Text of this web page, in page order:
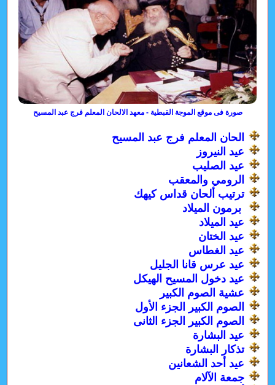
صورة فى موقع الموجة القبطية - معهد الالحان المعلم فرج عبد المسيح
الحان المعلم فرج عبد المسيح
عيد النيروز
عيد الصليب
الرومي والمعقب
ترتيب ألحان قداس كيهك
برمون الميلاد
عيد الميلاد
عيد الختان
عيد الغطاس
عيد عرس قانا الجليل
عيد دخول المسيح الهيكل
عشية الصوم الكبير
الصوم الكبير الجزء الأول
الصوم الكبير الجزء الثانى
عيد البشارة
تذكار البشارة
عيد أحد الشعانين
جمعة الآلام